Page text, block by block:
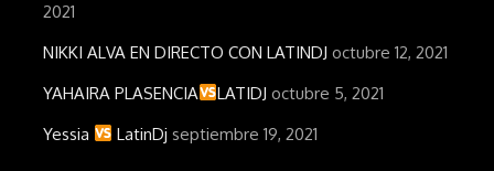
2021
NIKKI ALVA EN DIRECTO CON LATINDJ octubre 12, 2021
YAHAIRA PLASENCIA
LATIDJ octubre 5, 2021
Yessia
LatinDj septiembre 19, 2021